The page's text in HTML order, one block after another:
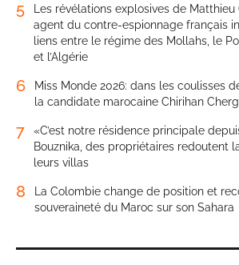
5
Les révélations explosives de
agent du contre-espionnage français
liens entre le régime des Mollahs, le
et l’Algérie
6
Miss Monde 2026: dans les coulisses
la candidate marocaine Chirihan
7
«C’est notre résidence principale
Bouznika, des propriétaires redoutent
leurs villas
8
La Colombie change de position et
souveraineté du Maroc sur son Sahara